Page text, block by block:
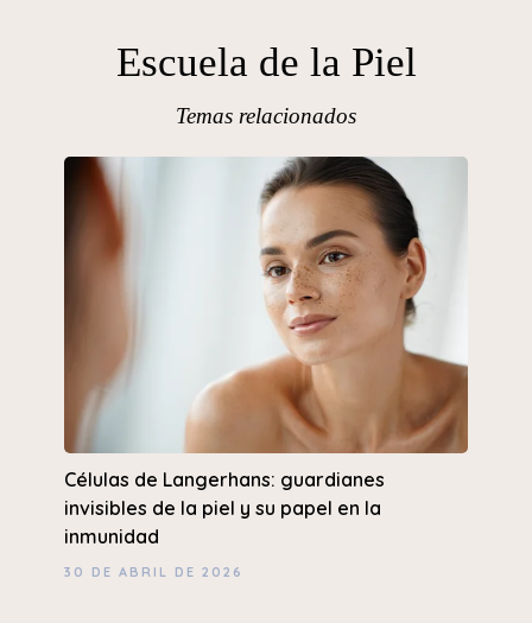
Escuela de la Piel
Temas relacionados
Células de Langerhans: guardianes
invisibles de la piel y su papel en la
inmunidad
30 DE ABRIL DE 2026